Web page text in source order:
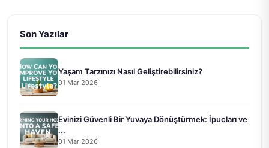
Son Yazılar
Yaşam Tarzınızı Nasıl Geliştirebilirsiniz?
01 Mar 2026
Evinizi Güvenli Bir Yuvaya Dönüştürmek: İpucları ve
...
01 Mar 2026